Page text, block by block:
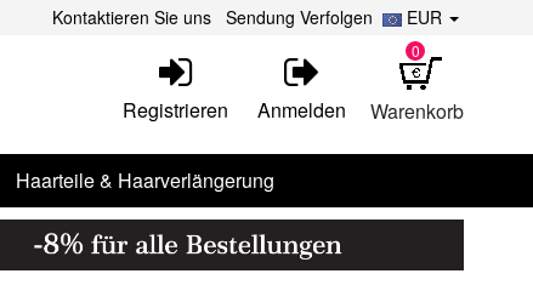
EUR
Kontaktieren Sie uns Sendung Verfolgen
Warenkorb
0
Registrieren Anmelden
Haarteile & Haarverlängerung